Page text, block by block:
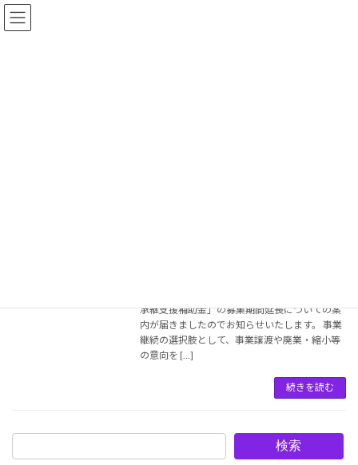
コ
ン
ナ
ビ
承継支援補助金」の募集期間延長についての案
内が届きましたのでお知らせいたします。 事業
継続の選択肢として、事業譲渡や廃業・縮小等
の意向を […]
続きを読む
検索